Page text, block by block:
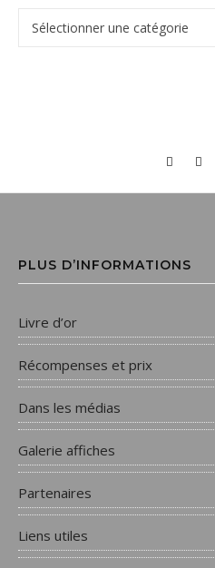
PLUS D’INFORMATIONS
Livre d’or
Récompenses et prix
Dans les médias
Galerie affiches
Partenaires
Liens utiles